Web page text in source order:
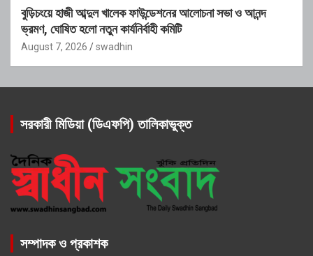
বুড়িচংয়ে হাজী আব্দুল খালেক ফাউন্ডেশনের আলোচনা সভা ও আনন্দ
ভ্রমণ, ঘোষিত হলো নতুন কার্যনির্বাহী কমিটি
August 7, 2026 swadhin
সরকারী মিডিয়া (ডিএফপি) তালিকাভুক্ত
সম্পাদক ও প্রকাশক